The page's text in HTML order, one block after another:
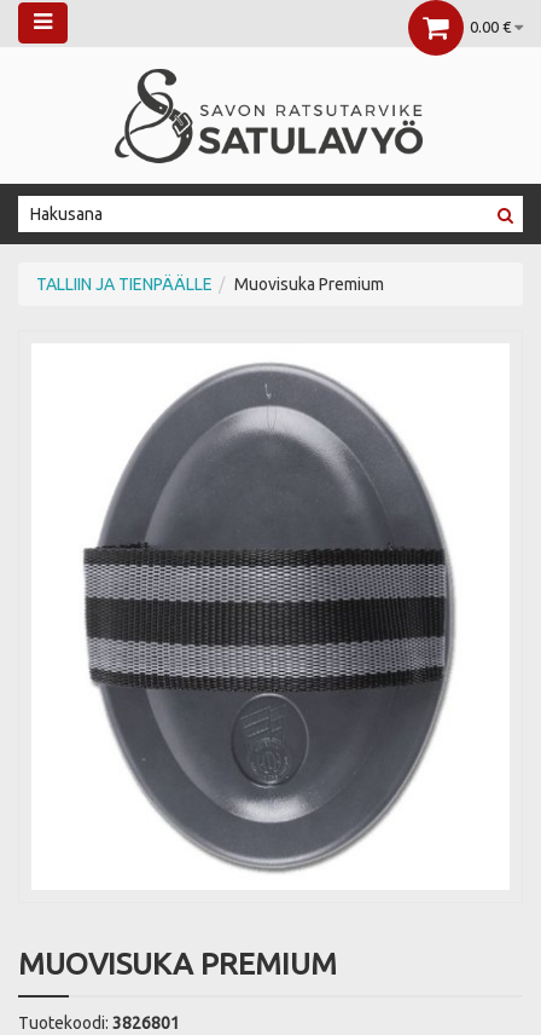
0.00 €
TALLIIN JA TIENPÄÄLLE Muovisuka Premium
MUOVISUKA PREMIUM
Tuotekoodi: 3826801